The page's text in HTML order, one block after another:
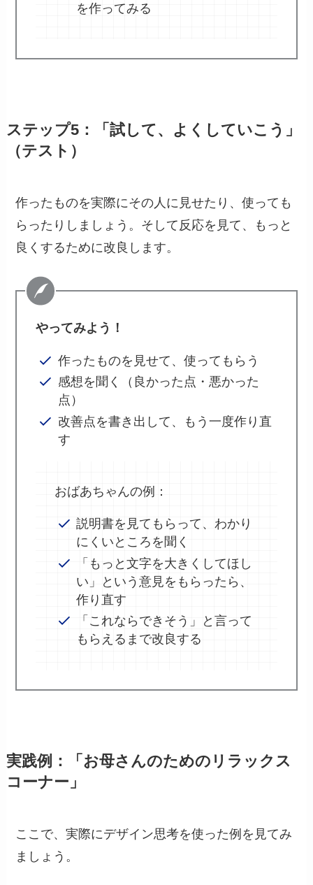
を作ってみる
ステップ5：「試して、よくしていこう」
（テスト）
作ったものを実際にその人に見せたり、使っても
らったりしましょう。そして反応を見て、もっと
良くするために改良します。
やってみよう！
作ったものを見せて、使ってもらう
感想を聞く（良かった点・悪かった
点）
改善点を書き出して、もう一度作り直
す
おばあちゃんの例：
説明書を見てもらって、わかり
にくいところを聞く
「もっと文字を大きくしてほし
い」という意見をもらったら、
作り直す
「これならできそう」と言って
もらえるまで改良する
実践例：「お母さんのためのリラックス
コーナー」
ここで、実際にデザイン思考を使った例を見てみ
ましょう。